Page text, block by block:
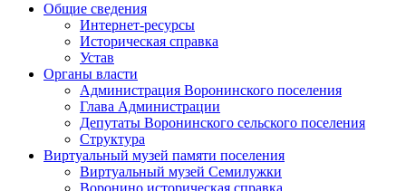
Общие сведения
Интернет-ресурсы
Историческая справка
Устав
Органы власти
Администрация Воронинского поселения
Глава Администрации
Депутаты Воронинского сельского поселения
Структура
Виртуальный музей памяти поселения
Виртуальный музей Семилужки